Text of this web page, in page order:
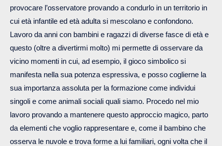
provocare l’osservatore provando a condurlo in un territorio in
cui età infantile ed età adulta si mescolano e confondono.
Lavoro da anni con bambini e ragazzi di diverse fasce di età e
questo (oltre a divertirmi molto) mi permette di osservare da
vicino momenti in cui, ad esempio, il gioco simbolico si
manifesta nella sua potenza espressiva, e posso coglierne la
sua importanza assoluta per la formazione come individui
singoli e come animali sociali quali siamo. Procedo nel mio
lavoro provando a mantenere questo approccio magico, parto
da elementi che voglio rappresentare e, come il bambino che
osserva le nuvole e trova forme a lui familiari, ogni volta che il